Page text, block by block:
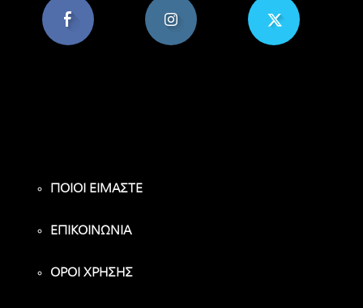
ΠΟΙΟΙ ΕΙΜΑΣΤΕ
ΕΠΙΚΟΙΝΩΝΙΑ
ΟΡΟΙ ΧΡΗΣΗΣ